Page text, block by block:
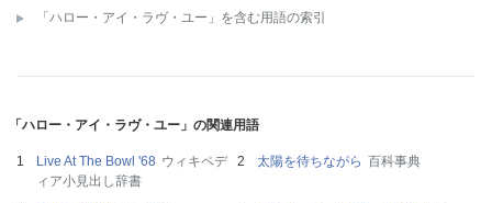
「ハロー・アイ・ラヴ・ユー」を含む用語の索引
「ハロー・アイ・ラヴ・ユー」の関連用語
Live At The Bowl '68 ウィキペデ
ィア小見出し辞書
太陽を待ちながら 百科事典